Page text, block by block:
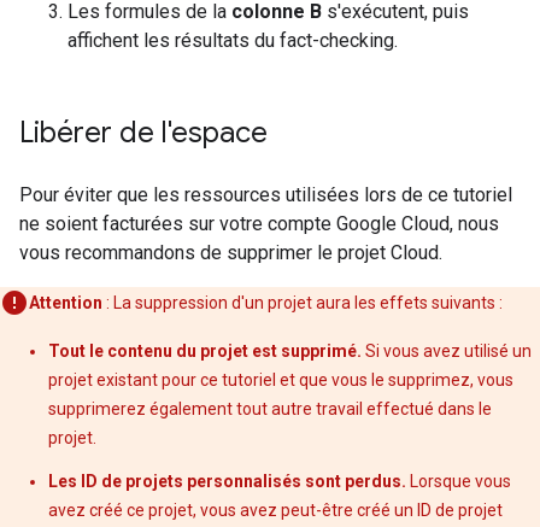
Les formules de la colonne B s'exécutent, puis
affichent les résultats du fact-checking.
Libérer de l'espace
Pour éviter que les ressources utilisées lors de ce tutoriel
ne soient facturées sur votre compte Google Cloud, nous
vous recommandons de supprimer le projet Cloud.
Attention : La suppression d'un projet aura les effets suivants :
Tout le contenu du projet est supprimé. Si vous avez utilisé un
projet existant pour ce tutoriel et que vous le supprimez, vous
supprimerez également tout autre travail effectué dans le
projet.
Les ID de projets personnalisés sont perdus. Lorsque vous
avez créé ce projet, vous avez peut-être créé un ID de projet